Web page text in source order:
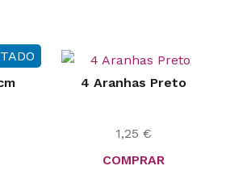
4 Aranhas Preto
1,25 €
COMPRAR